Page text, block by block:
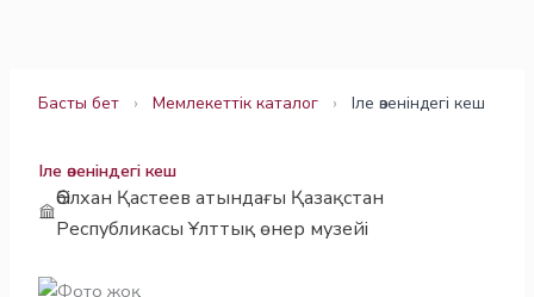
Басты бет › Мемлекеттік каталог › Іле өзеніндегі кеш
Іле өзеніндегі кеш
Әбілхан Қастеев атындағы Қазақстан
Республикасы Ұлттық өнер музейі